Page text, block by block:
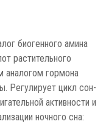
биогенного амина
растительного
аналогом гормона
Регулирует цикл сон-
активности и
ночного сна: